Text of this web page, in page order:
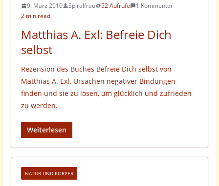
9. März 2010 Spiralfrau 52 Aufrufe
1 Kommentar
2 min read
Matthias A. Exl: Befreie Dich
selbst
Rezension des Buches Befreie Dich selbst von
Matthias A. Exl. Ursachen negativer Bindungen
finden und sie zu lösen, um glücklich und zufrieden
zu werden.
Weiterlesen
NATUR UND KÖRPER